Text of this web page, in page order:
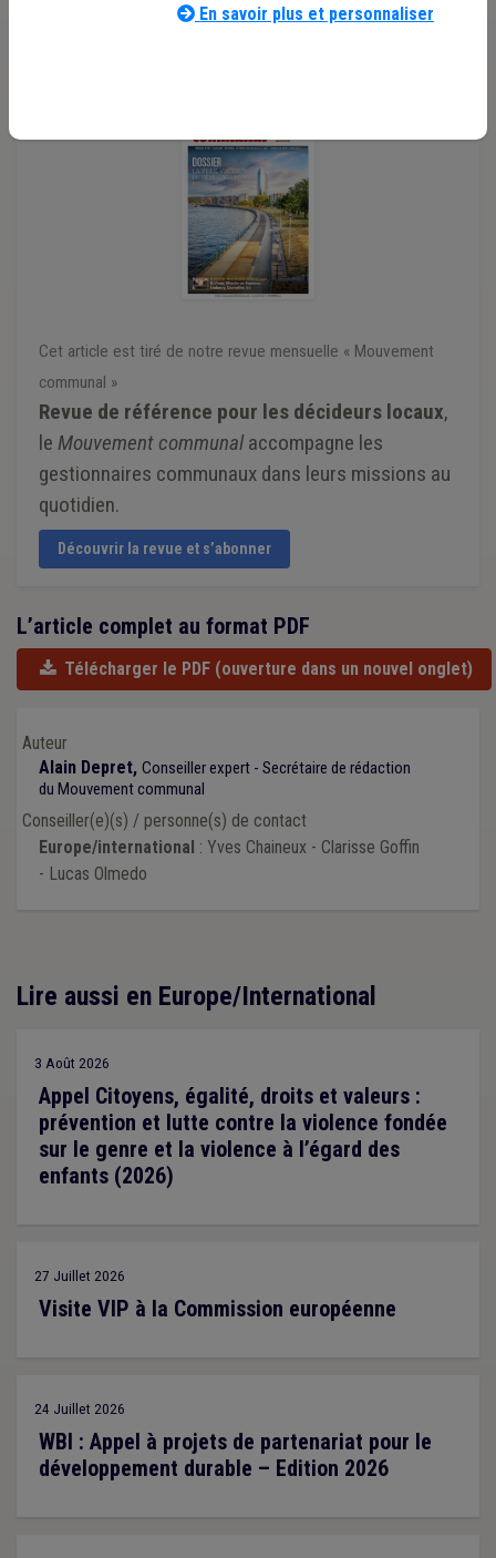
exécutif d’Abomey, Ville et Commune du sud de la
Cet article est tiré de notre revue mensuelle « Mouvement
communal »
Revue de référence pour les décideurs locaux,
le Mouvement communalaccompagne les
gestionnaires communaux dans leurs missions au
quotidien.
Découvrir la revue et s’abonner
L’article complet au format PDF
Télécharger le PDF (ouverture dans un nouvel onglet)
Auteur
Alain Depret, Conseiller expert - Secrétaire de rédaction
du Mouvement communal
Conseiller(e)(s) / personne(s) de contact
Europe/international : Yves Chaineux - Clarisse Goffin
- Lucas Olmedo
Lire aussi en Europe/International
3 Août 2026
Appel Citoyens, égalité, droits et valeurs :
prévention et lutte contre la violence fondée
sur le genre et la violence à l’égard des
enfants (2026)
27 Juillet 2026
Visite VIP à la Commission européenne
24 Juillet 2026
WBI : Appel à projets de partenariat pour le
développement durable – Edition 2026
En savoir plus et personnaliser